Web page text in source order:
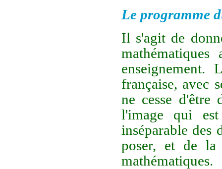
Le programme
Il s'agit de
enseignement.
française, avec
ne cesse d'être
l'image qui
inséparable des
poser, et de la
mathématiques.